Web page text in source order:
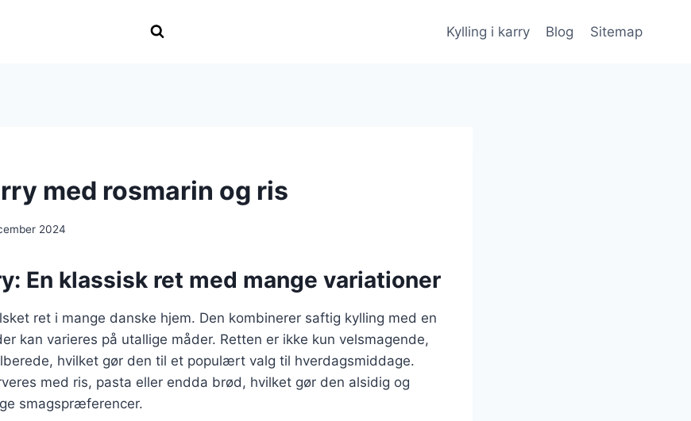
Kylling i karry Blog Sitemap
med rosmarin og ris
2024
En klassisk ret med mange variationer
ret i mange danske hjem. Den kombinerer saftig kylling med en
kan varieres på utallige måder. Retten er ikke kun velsmagende,
hvilket gør den til et populært valg til hverdagsmiddage.
med ris, pasta eller endda brød, hvilket gør den alsidig og
smagspræferencer.